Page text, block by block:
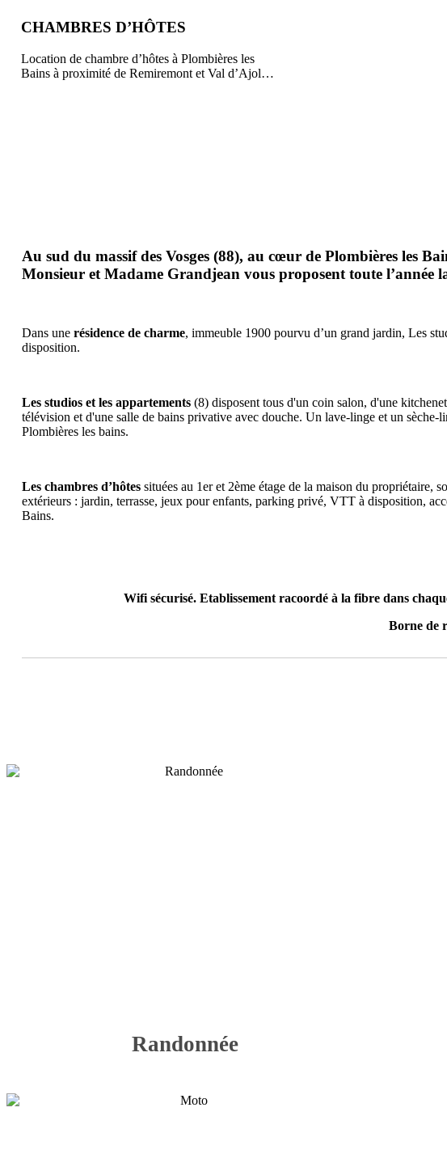
CHAMBRES D’HÔTES
Location de chambre d’hôtes à Plombières les
Bains à proximité de Remiremont et Val d’Ajol…
Au sud du massif des Vosges (88), au cœur de Plombières les
Monsieur et Madame Grandjean vous proposent toute l’année
Dans une résidence de charme, immeuble 1900 pourvu d’un grand jardin, Les
disposition.
Les studios et les appartements (8) disposent tous d'un coin salon, d'une
télévision et d'une salle de bains privative avec douche. Un lave-linge et un
Plombières les bains.
Les chambres d’hôtes situées au 1er et 2ème étage de la maison du propriétaire,
extérieurs : jardin, terrasse, jeux pour enfants, parking privé, VTT à disposition,
Bains.
Wifi sécurisé. Etablissement racoordé à la fibre dans
Borne de
Randonnée